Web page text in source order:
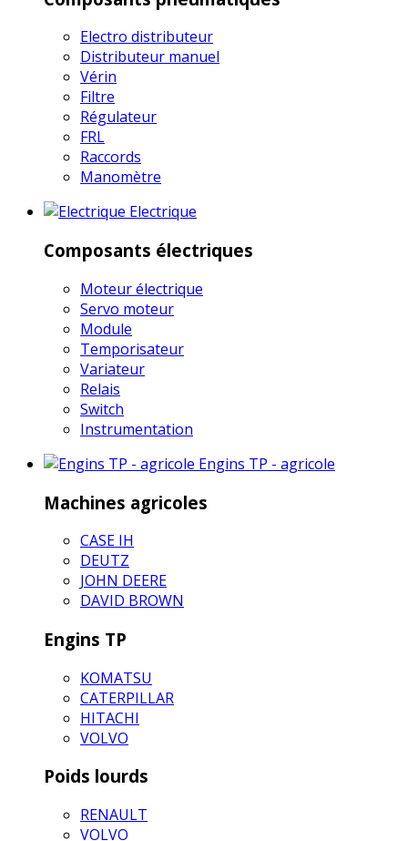
Electro distributeur
Distributeur manuel
Vérin
Filtre
Régulateur
FRL
Raccords
Manomètre
Electrique
Composants électriques
Moteur électrique
Servo moteur
Module
Temporisateur
Variateur
Relais
Switch
Instrumentation
Engins TP - agricole
Machines agricoles
CASE IH
DEUTZ
JOHN DEERE
DAVID BROWN
Engins TP
KOMATSU
CATERPILLAR
HITACHI
VOLVO
Poids lourds
RENAULT
VOLVO